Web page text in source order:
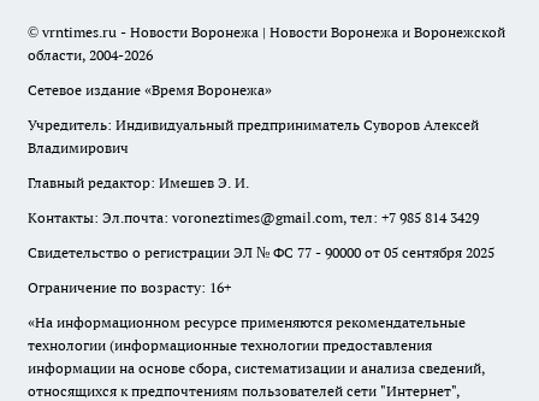
© vrntimes.ru - Новости Воронежа | Новости Воронежа и Воронежской
области, 2004-2026
Сетевое издание «Время Воронежа»
Учредитель: Индивидуальный предприниматель Суворов Алексей
Владимирович
Главный редактор: Имешев Э. И.
Контакты: Эл.почта: voroneztimes@gmail.com, тел: +7 985 814 3429
Свидетельство о регистрации ЭЛ № ФС 77 - 90000 от 05 сентября 2025
Ограничение по возрасту: 16+
«На информационном ресурсе применяются рекомендательные
технологии (информационные технологии предоставления
информации на основе сбора, систематизации и анализа сведений,
относящихся к предпочтениям пользователей сети "Интернет",